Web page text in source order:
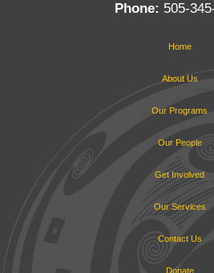
Phone: 505-
Home
About Us
Our Programs
Our People
Get Involved
Our Services
Contact Us
Donate